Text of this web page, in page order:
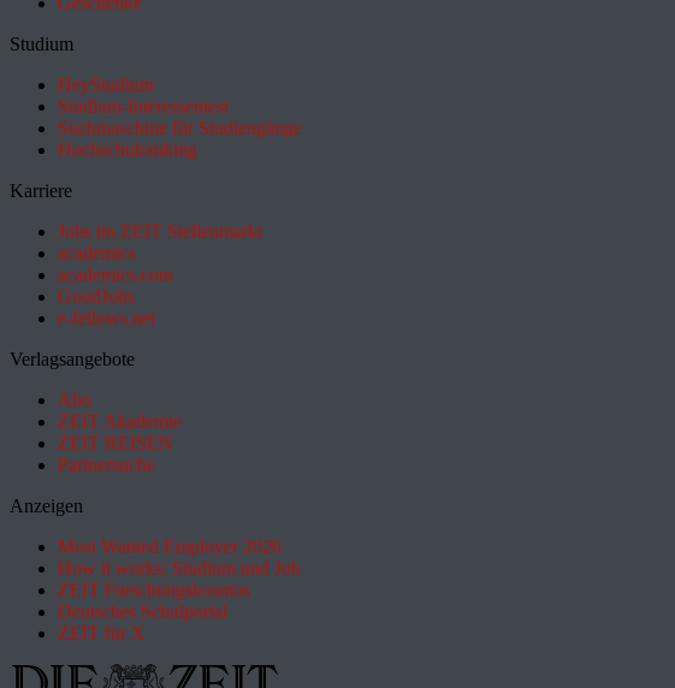
Studium
HeyStudium
Studium-Interessentest
Suchmaschine für Studiengänge
Hochschulranking
Karriere
Jobs im ZEIT Stellenmarkt
academics
academics.com
GoodJobs
e-fellows.net
Verlagsangebote
Abo
ZEIT Akademie
ZEIT REISEN
Partnersuche
Anzeigen
Most Wanted Employer 2026
How it works: Studium und Job
ZEIT Forschungskosmos
Deutsches Schulportal
ZEIT für X